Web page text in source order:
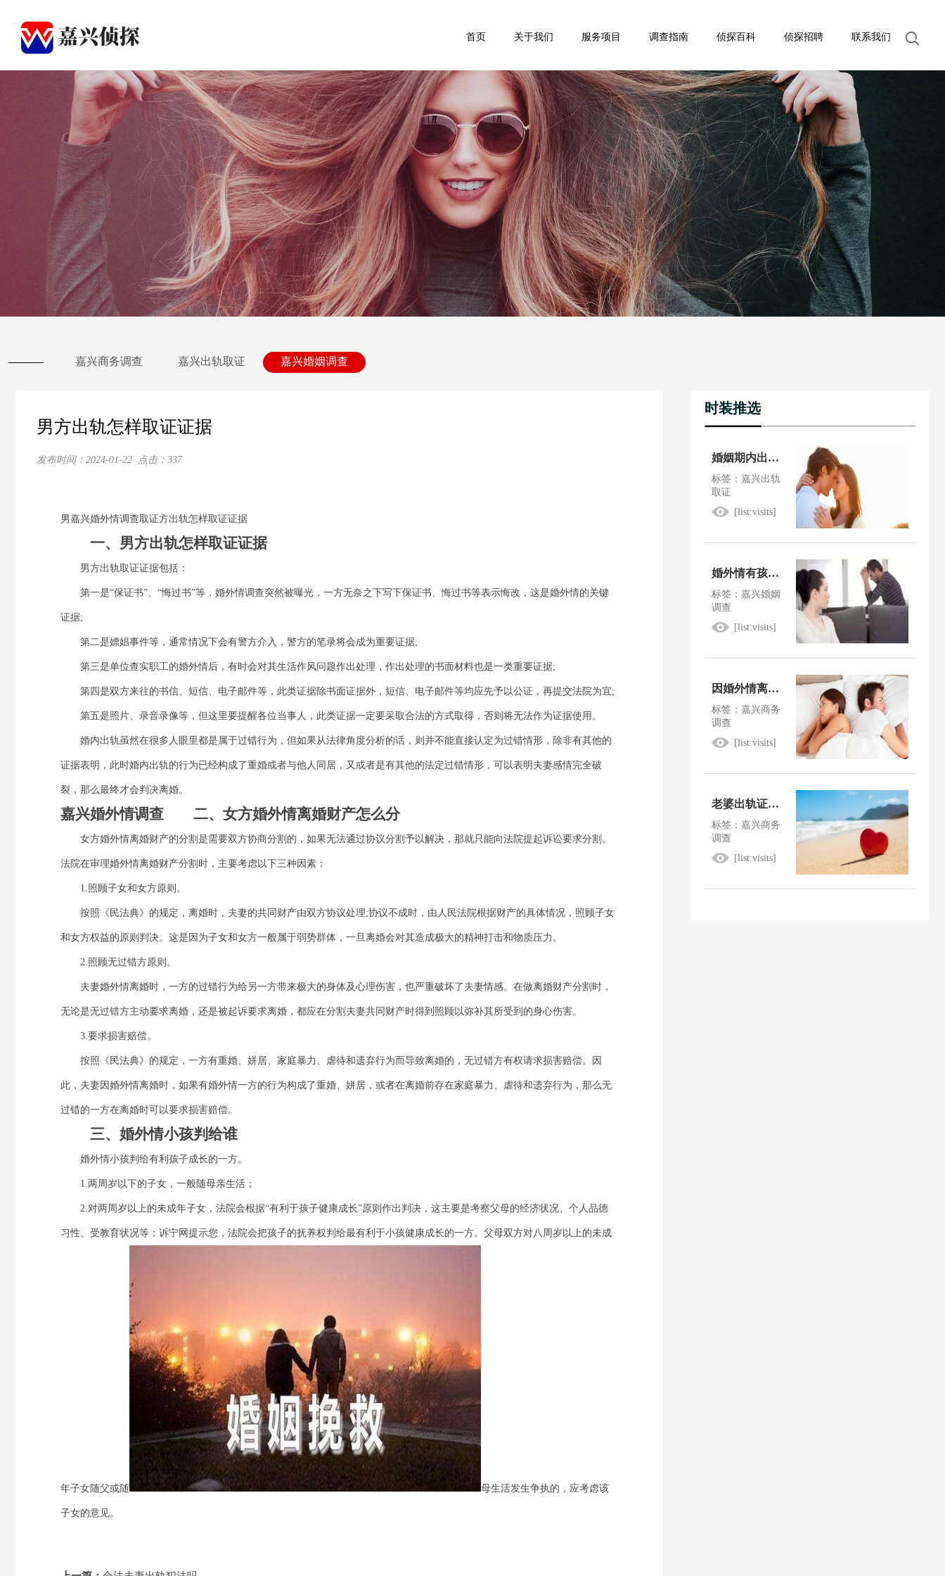
首页 关于我们 服务项目 调查指南 侦探百科 侦探招聘 联系我们
嘉兴商务调查 嘉兴出轨取证 嘉兴婚姻调查
男方出轨怎样取证证据
发布时间： 2024-01-22 点击： 337
男嘉兴婚外情调查取证方出轨怎样取证证据
一、男方出轨怎样取证证据
男方出轨取证证据包括：
第一是“保证书”、“悔过书”等，婚外情调查突然被曝光，一方无奈之下写下保证书、悔过书等表示悔改，这是婚外情的关键
证据;
第二是嫖娼事件等，通常情况下会有警方介入，警方的笔录将会成为重要证据;
第三是单位查实职工的婚外情后，有时会对其生活作风问题作出处理，作出处理的书面材料也是一类重要证据;
第四是双方来往的书信、短信、电子邮件等，此类证据除书面证据外，短信、电子邮件等均应先予以公证，再提交法院为宜;
第五是照片、录音录像等，但这里要提醒各位当事人，此类证据一定要采取合法的方式取得，否则将无法作为证据使用。
婚内出轨虽然在很多人眼里都是属于过错行为，但如果从法律角度分析的话，则并不能直接认定为过错情形，除非有其他的
证据表明，此时婚内出轨的行为已经构成了重婚或者与他人同居，又或者是有其他的法定过错情形，可以表明夫妻感情完全破
裂，那么最终才会判决离婚。
嘉兴婚外情调查 二、女方婚外情离婚财产怎么分
女方婚外情离婚财产的分割是需要双方协商分割的，如果无法通过协议分割予以解决，那就只能向法院提起诉讼要求分割。
法院在审理婚外情离婚财产分割时，主要考虑以下三种因素：
1.照顾子女和女方原则。
按照《民法典》的规定，离婚时，夫妻的共同财产由双方协议处理;协议不成时，由人民法院根据财产的具体情况，照顾子女
和女方权益的原则判决。这是因为子女和女方一般属于弱势群体，一旦离婚会对其造成极大的精神打击和物质压力。
2.照顾无过错方原则。
夫妻婚外情离婚时，一方的过错行为给另一方带来极大的身体及心理伤害，也严重破坏了夫妻情感。在做离婚财产分割时，
无论是无过错方主动要求离婚，还是被起诉要求离婚，都应在分割夫妻共同财产时得到照顾以弥补其所受到的身心伤害。
3.要求损害赔偿。
按照《民法典》的规定，一方有重婚、姘居、家庭暴力、虐待和遗弃行为而导致离婚的，无过错方有权请求损害赔偿。因
此，夫妻因婚外情离婚时，如果有婚外情一方的行为构成了重婚、姘居，或者在离婚前存在家庭暴力、虐待和遗弃行为，那么无
过错的一方在离婚时可以要求损害赔偿。
三、婚外情小孩判给谁
婚外情小孩判给有利孩子成长的一方。
1.两周岁以下的子女，一般随母亲生活；
2.对两周岁以上的未成年子女，法院会根据“有利于孩子健康成长”原则作出判决，这主要是考察父母的经济状况、个人品德
习性、受教育状况等；诉宁网提示您，法院会把孩子的抚养权判给最有利于小孩健康成长的一方。父母双方对八周岁以上的未成
年子女随父或随 母生活发生争执的，应考虑该
子女的意见。
时装推选
婚姻期内出轨法院会怎么判
标签：嘉兴出轨
取证
[list:visits]
婚外情有孩子了犯法吗
标签：嘉兴婚姻
调查
[list:visits]
因婚外情离婚怎么判
标签：嘉兴商务
调查
[list:visits]
老婆出轨证据确凿怎么判决
标签：嘉兴商务
调查
[list:visits]